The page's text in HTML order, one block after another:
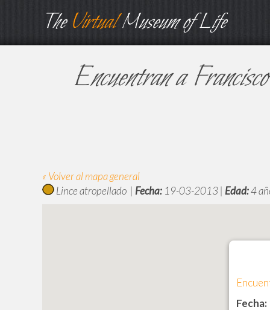
TheVirtualMuseum of Life
Encuentran a
« Volver al mapa general
Lince atropellado | Fecha: 19-03-2013 | Edad:4
Fecha: